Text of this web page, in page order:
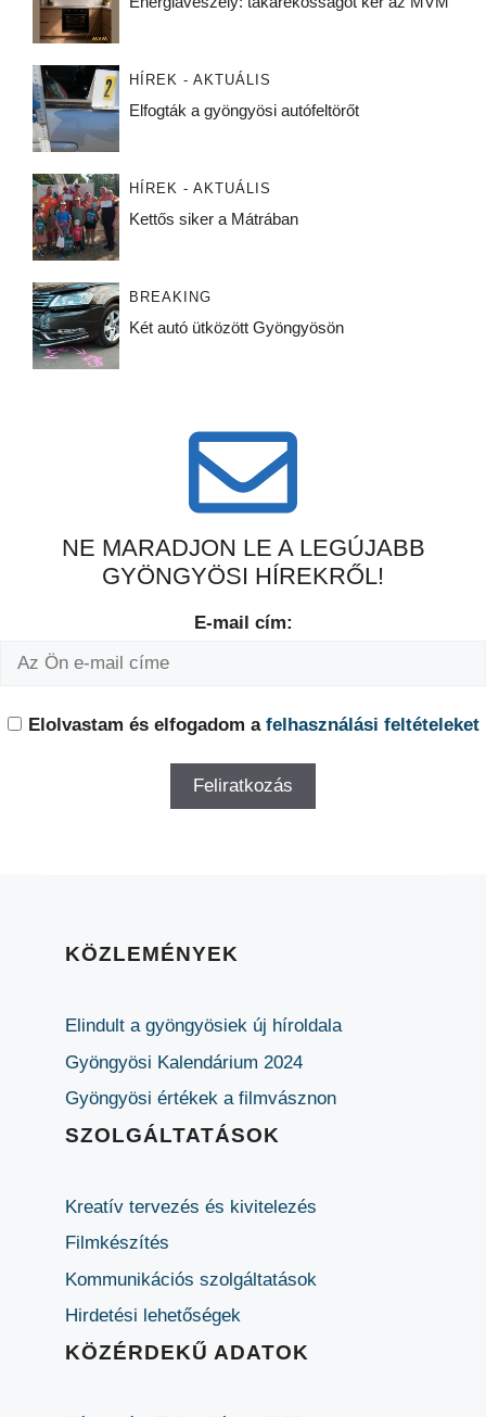
HÍREK - AKTUÁLIS
Elfogták a gyöngyösi autófeltörőt
HÍREK - AKTUÁLIS
Kettős siker a Mátrában
BREAKING
Két autó ütközött Gyöngyösön
NE MARADJON LE A LEGÚJABB
GYÖNGYÖSI HÍREKRŐL!
E-mail cím:
Elolvastam és elfogadom a felhasználási feltételeket
KÖZLEMÉNYEK
Elindult a gyöngyösiek új híroldala
Gyöngyösi Kalendárium 2024
Gyöngyösi értékek a filmvásznon
SZOLGÁLTATÁSOK
Kreatív tervezés és kivitelezés
Filmkészítés
Kommunikációs szolgáltatások
Hirdetési lehetőségek
KÖZÉRDEKŰ ADATOK